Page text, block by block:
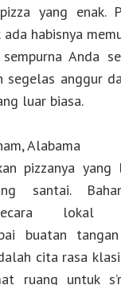
yang enak.
habisnya
Anda
segelas anggur
luar biasa.
Alabama
pizzanya yang
santai.
lokal
buatan
cita rasa
ruang untuk